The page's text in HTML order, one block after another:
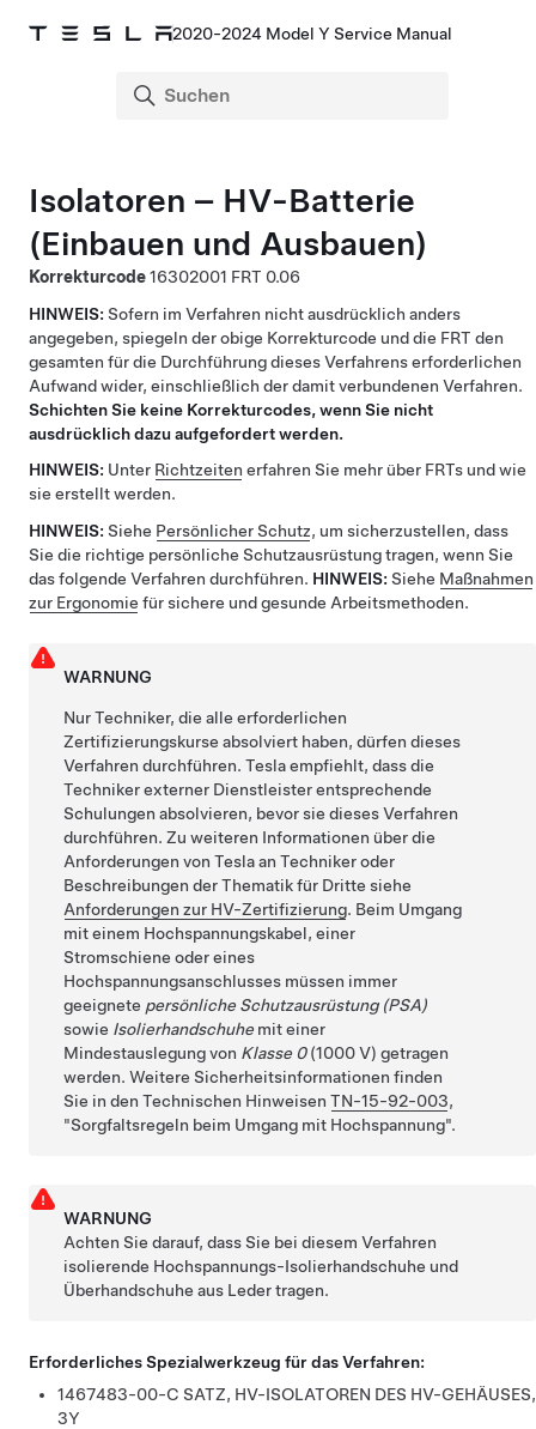
2020-2024 Model Y Service Manual
Isolatoren – HV-Batterie
(Einbauen und Ausbauen)
Korrekturcode16302001
0.06
HINWEIS: Sofern im Verfahren nicht ausdrücklich anders
angegeben, spiegeln der obige Korrekturcode und die FRT den
gesamten für die Durchführung dieses Verfahrens erforderlichen
Aufwand wider, einschließlich der damit verbundenen Verfahren.
Schichten Sie keine Korrekturcodes, wenn Sie nicht
ausdrücklich dazu aufgefordert werden.
HINWEIS: Unter Richtzeiten erfahren Sie mehr über FRTs und wie
sie erstellt werden.
HINWEIS: Siehe Persönlicher Schutz, um sicherzustellen, dass
Sie die richtige persönliche Schutzausrüstung tragen, wenn Sie
das folgende Verfahren durchführen. HINWEIS: Siehe Maßnahmen
zur Ergonomie für sichere und gesunde Arbeitsmethoden.
WARNUNG
Nur Techniker, die alle erforderlichen
Zertifizierungskurse absolviert haben, dürfen dieses
Verfahren durchführen. Tesla empfiehlt, dass die
Techniker externer Dienstleister entsprechende
Schulungen absolvieren, bevor sie dieses Verfahren
durchführen. Zu weiteren Informationen über die
Anforderungen von Tesla an Techniker oder
Beschreibungen der Thematik für Dritte siehe
Anforderungen zur HV-Zertifizierung. Beim Umgang
mit einem Hochspannungskabel, einer
Stromschiene oder eines
Hochspannungsanschlusses müssen immer
geeignete persönliche Schutzausrüstung (PSA)
sowie Isolierhandschuhemit einer
Mindestauslegung von Klasse 0(1000 V) getragen
werden. Weitere Sicherheitsinformationen finden
Sie in den Technischen HinweisenTN-15-92-003,
Sorgfaltsregeln beim Umgang mit Hochspannung .
WARNUNG
Achten Sie darauf, dass Sie bei diesem Verfahren
isolierende Hochspannungs-Isolierhandschuhe und
Überhandschuhe aus Leder tragen.
Erforderliches Spezialwerkzeug für das Verfahren:
1467483-00-C SATZ, HV-ISOLATOREN DES HV-GEHÄUSES,
3Y